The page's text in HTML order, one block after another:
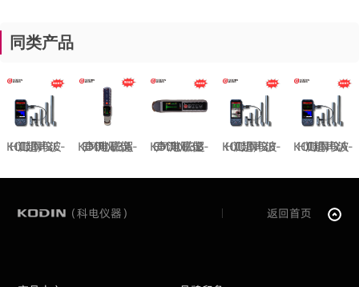
同类产品
KODIN 3C-HC超声波测厚仪 KODIN 3A-EM电磁超声测厚仪 KODIN 3B-EM电磁超声测厚仪 KODIN 3B-HC超声波测厚仪 KODIN 3A-HC超声波测厚仪
（科电仪器） 返回首页